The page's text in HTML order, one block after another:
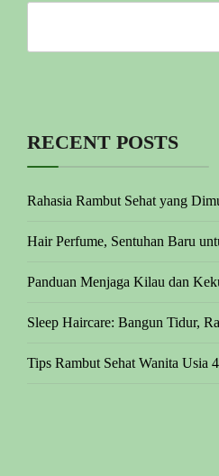
RECENT POSTS
Rahasia Rambut Sehat yang
Hair Perfume, Sentuhan Baru
Panduan Menjaga Kilau dan
Sleep Haircare: Bangun Tidur,
Tips Rambut Sehat Wanita Usia